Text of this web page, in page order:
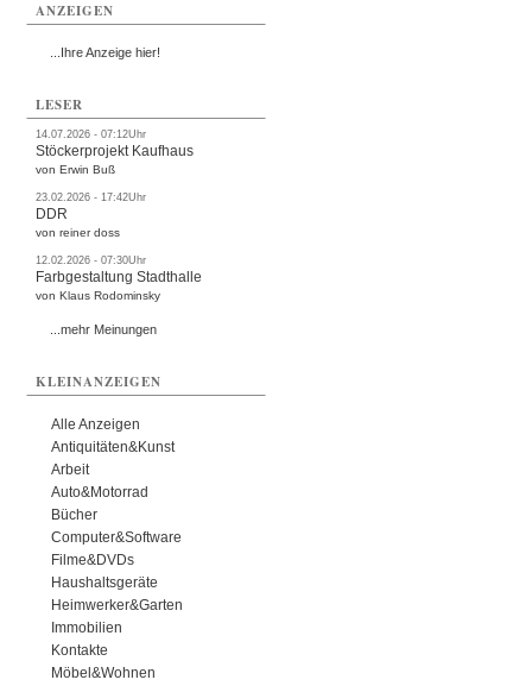
ANZEIGEN
...Ihre Anzeige hier!
LESER
14.07.2026 - 07:12Uhr
Stöckerprojekt Kaufhaus
von Erwin Buß
23.02.2026 - 17:42Uhr
DDR
von reiner doss
12.02.2026 - 07:30Uhr
Farbgestaltung Stadthalle
von Klaus Rodominsky
...mehr Meinungen
KLEINANZEIGEN
Alle Anzeigen
Antiquitäten&Kunst
Arbeit
Auto&Motorrad
Bücher
Computer&Software
Filme&DVDs
Haushaltsgeräte
Heimwerker&Garten
Immobilien
Kontakte
Möbel&Wohnen